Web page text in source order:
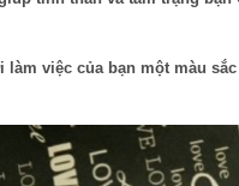
làm việc của bạn một màu